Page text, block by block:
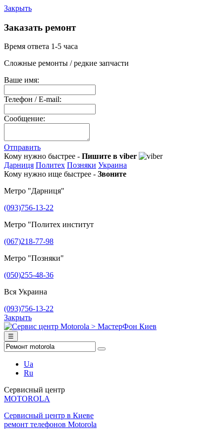
Закрыть
Заказать ремонт
Время ответа 1-5 часа
Сложные ремонты / редкие запчасти
Ваше имя:
Телефон / E-mail:
Сообщение:
Отправить
Кому нужно быстрее - Пишите в viber
Дарниця Политех Позняки Украина
Кому нужно ище быстрее - Звоните
Метро "Дарниця"
(093)756-13-22
Метро "Политех институт
(067)218-77-98
Метро "Позняки"
(050)255-48-36
Вся Украина
(093)756-13-22
Закрыть
☰
Ua
Ru
Сервисный центр
MOTOROLA
Сервисный центр в Киеве
ремонт телефонов Motorola